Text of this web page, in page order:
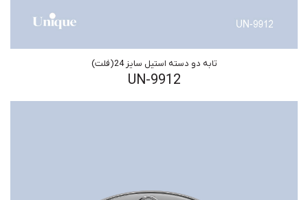
تابه دو دسته استیل سایز 24(فلت)
UN-9912